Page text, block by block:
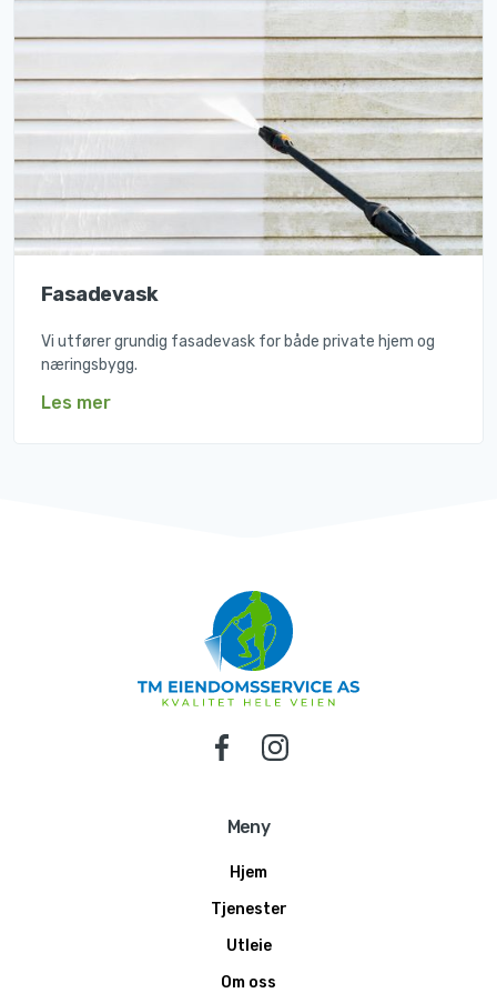
Fasadevask
Vi utfører grundig fasadevask for både private hjem og
næringsbygg.
Les mer
Meny
Hjem
Tjenester
Utleie
Om oss